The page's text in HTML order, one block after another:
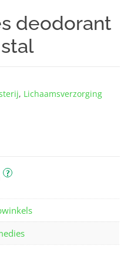
deodorant
, Lichaams­verzorging
?